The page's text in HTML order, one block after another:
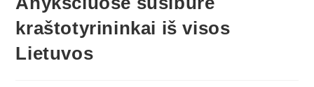
kraštotyrininkai iš visos
Lietuvos